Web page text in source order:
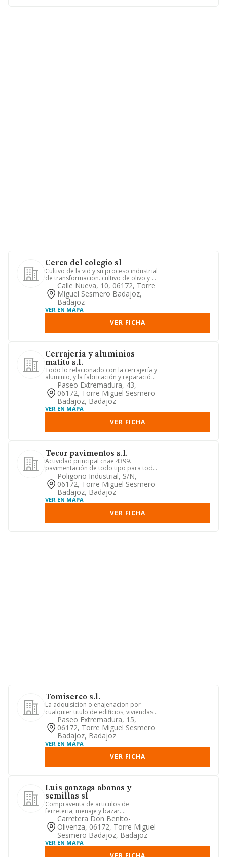
Cerca del colegio sl
Cultivo de la vid y su proceso industrial
de transformacion. cultivo de olivo y su
proceso industri...
Calle Nueva, 10, 06172, Torre
Miguel Sesmero Badajoz,
Badajoz
VER EN MAPA
VER FICHA
Cerrajeria y aluminios
matito s.l.
Todo lo relacionado con la cerrajería y
aluminio, y la fabricación y reparación
de maquinaria agríc...
Paseo Extremadura, 43,
06172, Torre Miguel Sesmero
Badajoz, Badajoz
VER EN MAPA
VER FICHA
Tecor pavimentos s.l.
Actividad principal cnae 4399.
pavimentación de todo tipo para toda
clase de construcciones. otras ...
Poligono Industrial, S/n,
06172, Torre Miguel Sesmero
Badajoz, Badajoz
VER EN MAPA
VER FICHA
Tomiserco s.l.
La adquisicion o enajenacion por
cualquier titulo de edificios, viviendas y
construcciones de todas...
Paseo Extremadura, 15,
06172, Torre Miguel Sesmero
Badajoz, Badajoz
VER EN MAPA
VER FICHA
Luis gonzaga abonos y
semillas sl
Compraventa de articulos de
ferreteria, menaje y bazar.
intermediario del comercio. bricolage
y mat...
Carretera Don Benito-
Olivenza, 06172, Torre Miguel
Sesmero Badajoz, Badajoz
VER EN MAPA